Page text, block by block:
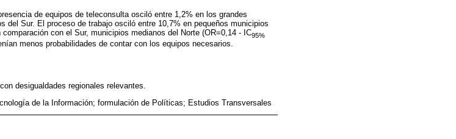
de equipos de teleconsulta osciló entre 1,2% en los grandes
del Sur. El proceso de trabajo osciló entre 10,7% en pequeños municipios
con el Sur, municipios medianos del Norte (OR=0,14 - IC95%
menos probabilidades de contar con los equipos necesarios.
desigualdades regionales relevantes.
de la Información; formulación de Políticas; Estudios Transversales